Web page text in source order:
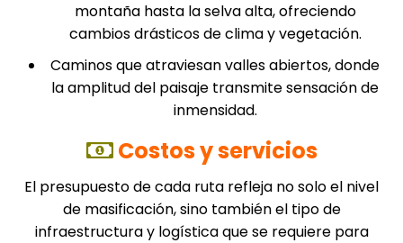
montaña hasta la selva alta, ofreciendo
cambios drásticos de clima y vegetación.
Caminos que atraviesan valles abiertos, donde
la amplitud del paisaje transmite sensación de
inmensidad.
Costos y servicios
El presupuesto de cada ruta refleja no solo el nivel
de masificación, sino también el tipo de
infraestructura y logística que se requiere para